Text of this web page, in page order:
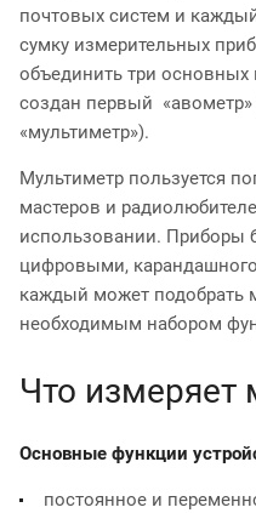
почтовых систем и
сумку измерительных
объединить три
создан первый
«мультиметр»).
Мультиметр пользуется
мастеров и
использовании. Приборы
цифровыми,
каждый может подобрать
необходимым набором
Что измеряет
Основные функции
постоянное и